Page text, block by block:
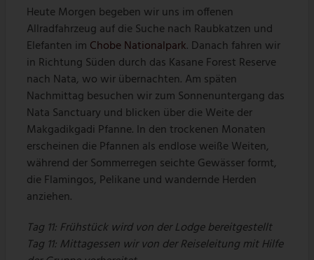
Heute Morgen begeben wir uns im offenen
Allradfahrzeug auf die Suche nach Raubkatzen und
Elefanten im Chobe Nationalpark. Danach fahren wir
in Richtung Süden durch das Kasane Forest Reserve
nach Nata, wo wir übernachten. Am späten
Nachmittag besuchen wir zum Sonnenuntergang das
Nata Sanctuary und blicken über die Weite der
Makgadikgadi Pfanne. In den trockenen Monaten
erscheinen die Pfannen als endlose weiße Weiten,
während der Sommerregen seichte Gewässer formt,
die Flamingos, Pelikane und wandernde Herden
anziehen.
Tag 11: Frühstück wird von der Lodge bereitgestellt
Tag 11: Mittagessen wir von der Reiseleitung mit Hilfe